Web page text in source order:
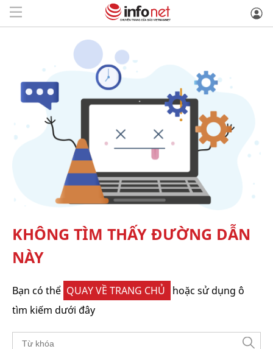
KHÔNG TÌM THẤY ĐƯỜNG DẪN
NÀY
Bạn có thể QUAY VỀ TRANG CHỦ
hoặc sử dụng ô
tìm kiếm dưới đây